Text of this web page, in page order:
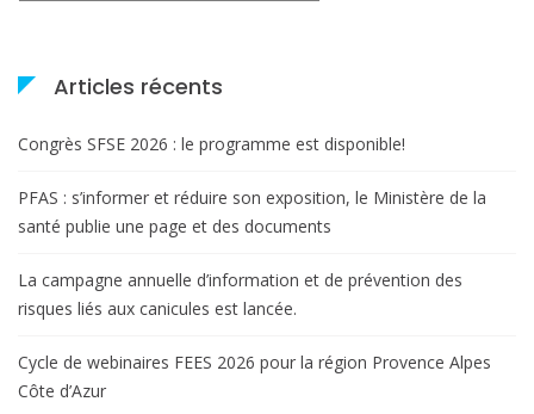
Articles récents
Congrès SFSE 2026 : le programme est disponible!
PFAS : s’informer et réduire son exposition, le Ministère de la
santé publie une page et des documents
La campagne annuelle d’information et de prévention des
risques liés aux canicules est lancée.
Cycle de webinaires FEES 2026 pour la région Provence Alpes
Côte d’Azur